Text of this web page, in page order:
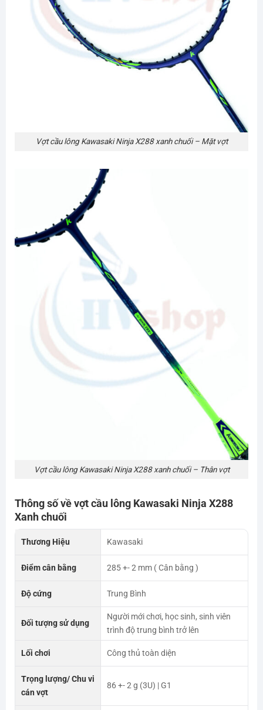
Vợt cầu lông Kawasaki Ninja X288 xanh chuối – Mặt vợt
Vợt cầu lông Kawasaki Ninja X288 xanh chuối – Thân vợt
Thông số về vợtcầulông Kawasaki Ninja X288
Xanh chuối
Thương Hiệu Kawasaki
Điểm cân bằng 285 +- 2 mm ( Cân bằng )
Độ cứng Trung Bình
Đối tượng sử dụng
Người mới chơi, học sinh, sinh viên
trình độ trung bình trở lên
Lối chơi Công thủ toàn diện
Trọng lượng/ Chu vi
cán vợt
86 +- 2 g (3U) | G1